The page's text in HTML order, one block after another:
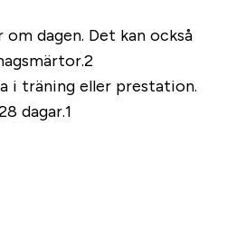
dagen. Det kan också
i träning eller prestation.
dagar.1